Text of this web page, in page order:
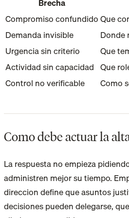
Brecha
Compromiso confundidoQue
Demanda invisible
Donde
Urgencia sin criterio
Que
Actividad sin capacidad Que
Control no verificable
Como
Como debe actuar la
La respuesta no empieza
administren mejor su tiempo.
direccion define que asuntos
decisiones pueden delegarse,